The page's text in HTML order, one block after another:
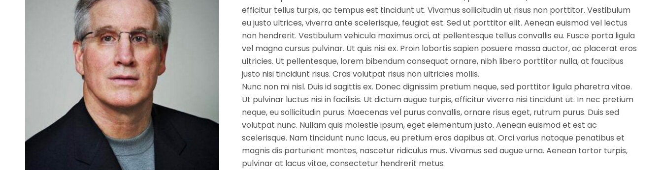
efficitur tellus turpis, ac tempus est tincidunt ut. Vivamus sollicitudin ut risus non porttitor. Vestibulum
eu justo ultrices, viverra ante scelerisque, feugiat est. Sed ut porttitor elit. Aenean euismod vel lectus
non hendrerit. Vestibulum vehicula maximus orci, at pellentesque tellus convallis eu. Fusce porta ligula
vel magna cursus pulvinar. Ut quis nisi ex. Proin lobortis sapien posuere massa auctor, ac placerat eros
ultricies. Ut pellentesque, lorem bibendum consequat ornare, nibh libero porttitor nulla, at faucibus
justo nisi tincidunt risus. Cras volutpat risus non ultricies mollis.
Nunc non mi nisl. Duis id sagittis ex. Donec dignissim pretium neque, sed porttitor ligula pharetra vitae.
Ut pulvinar luctus nisi in facilisis. Ut dictum augue turpis, efficitur viverra nisi tincidunt ut. In nec pretium
neque, eu sollicitudin purus. Maecenas vel purus convallis, ornare risus eget, rutrum purus. Duis sed
volutpat nunc. Nullam quis molestie ipsum, eget elementum justo. Aenean euismod et est ac
scelerisque. Nam tincidunt nunc lacus, eu pretium eros dapibus at. Orci varius natoque penatibus et
magnis dis parturient montes, nascetur ridiculus mus. Vivamus sed augue urna. Aenean tortor turpis,
pulvinar at lacus vitae, consectetur hendrerit metus.